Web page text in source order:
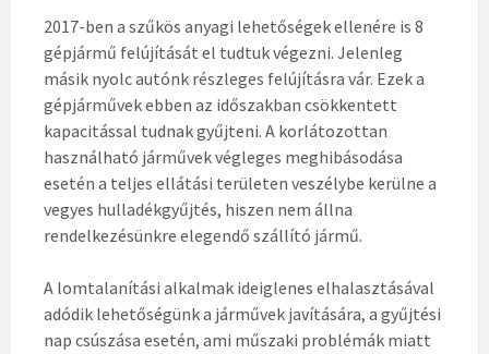
2017-ben a szűkös anyagi lehetőségek ellenére is 8
gépjármű felújítását el tudtuk végezni. Jelenleg
másik nyolc autónk részleges felújításra vár. Ezek a
gépjárművek ebben az időszakban csökkentett
kapacitással tudnak gyűjteni. A korlátozottan
használható járművek végleges meghibásodása
esetén a teljes ellátási területen veszélybe kerülne a
vegyes hulladékgyűjtés, hiszen nem állna
rendelkezésünkre elegendő szállító jármű.
A lomtalanítási alkalmak ideiglenes elhalasztásával
adódik lehetőségünk a járművek javítására, a gyűjtési
nap csúszása esetén, ami műszaki problémák miatt